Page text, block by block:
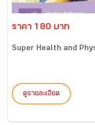
ราคา 180 บาท
Super Health and
ดูรายละเอียด